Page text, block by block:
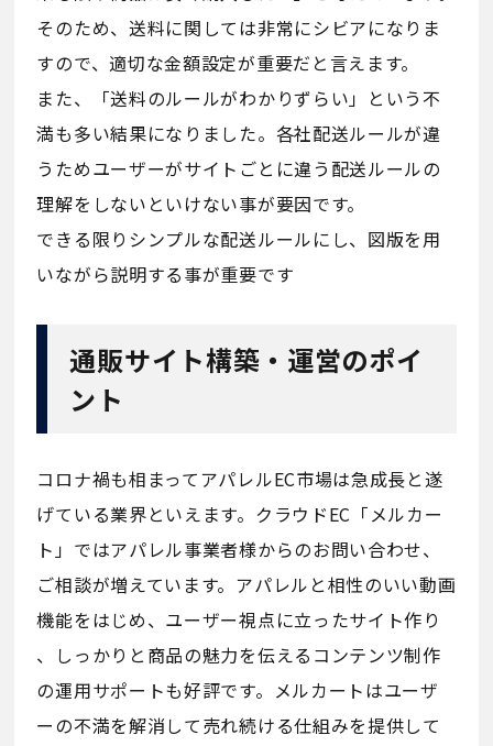
そのため、送料に関しては非常にシビアになりま
すので、適切な金額設定が重要だと言えます。
また、「送料のルールがわかりずらい」という不
満も多い結果になりました。各社配送ルールが違
うためユーザーがサイトごとに違う配送ルールの
理解をしないといけない事が要因です。
できる限りシンプルな配送ルールにし、図版を用
いながら説明する事が重要です
通販サイト構築・運営のポイ
ント
コロナ禍も相まってアパレルEC市場は急成長と遂
げている業界といえます。クラウドEC「メルカー
ト」ではアパレル事業者様からのお問い合わせ、
ご相談が増えています。アパレルと相性のいい動画
機能をはじめ、ユーザー視点に立ったサイト作り
、しっかりと商品の魅力を伝えるコンテンツ制作
の運用サポートも好評です。メルカートはユーザ
ーの不満を解消して売れ続ける仕組みを提供して